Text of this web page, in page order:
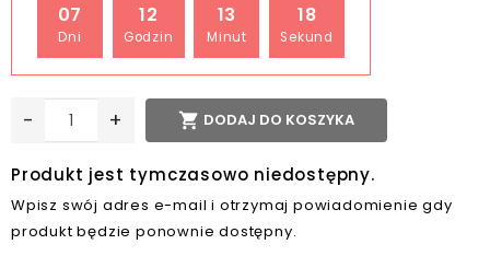
07
Dni
12
Godzin
13
Minut
18
Sekund
- +  DODAJ DO KOSZYKA
Produkt jest tymczasowo niedostępny.
Wpisz swój adres e-mail i otrzymaj powiadomienie gdy
produkt będzie ponownie dostępny.